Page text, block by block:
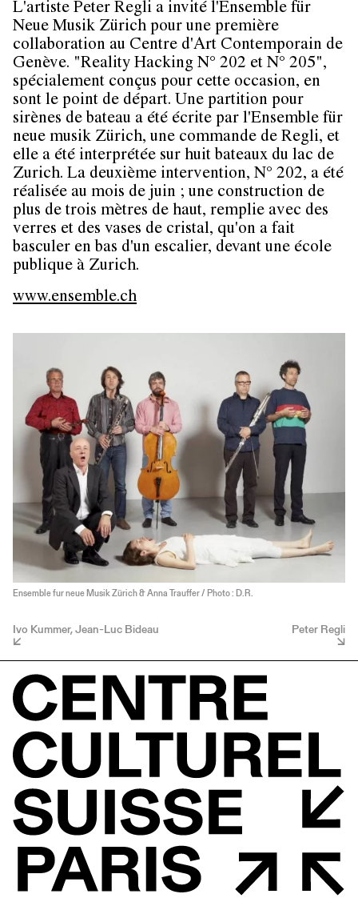
L'artiste Peter Regli a invité l'Ensemble für
Neue Musik Zürich pour une première
collaboration au Centre d'Art Contemporain de
Genève. "Reality Hacking N° 202 et N° 205",
spécialement conçus pour cette occasion, en
sont le point de départ. Une partition pour
sirènes de bateau a été écrite par l'Ensemble für
neue musik Zürich, une commande de Regli, et
elle a été interprétée sur huit bateaux du lac de
Zurich. La deuxième intervention, N° 202, a été
réalisée au mois de juin ; une construction de
plus de trois mètres de haut, remplie avec des
verres et des vases de cristal, qu'on a fait
basculer en bas d'un escalier, devant une école
publique à Zurich.
www.ensemble.ch
Ensemble fur neue Musik Zürich & Anna Trauffer / Photo : D.R.
Ivo Kummer, Jean-Luc Bideau Peter Regli